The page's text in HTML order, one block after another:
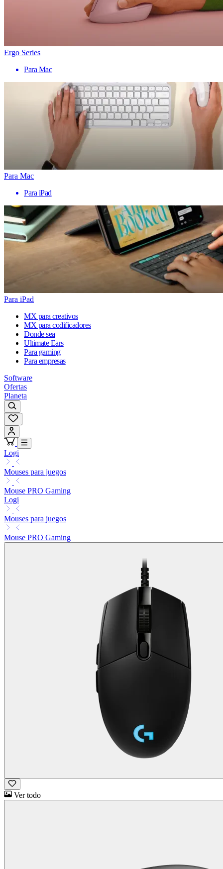
Ergo Series
Para Mac
Para Mac
Para iPad
Para iPad
MX para creativos
MX para codificadores
Donde sea
Ultimate Ears
Para gaming
Para empresas
Software
Ofertas
Planeta
Logi
Mouses para juegos
Mouse PRO Gaming
Logi
Mouses para juegos
Mouse PRO Gaming
Ver todo